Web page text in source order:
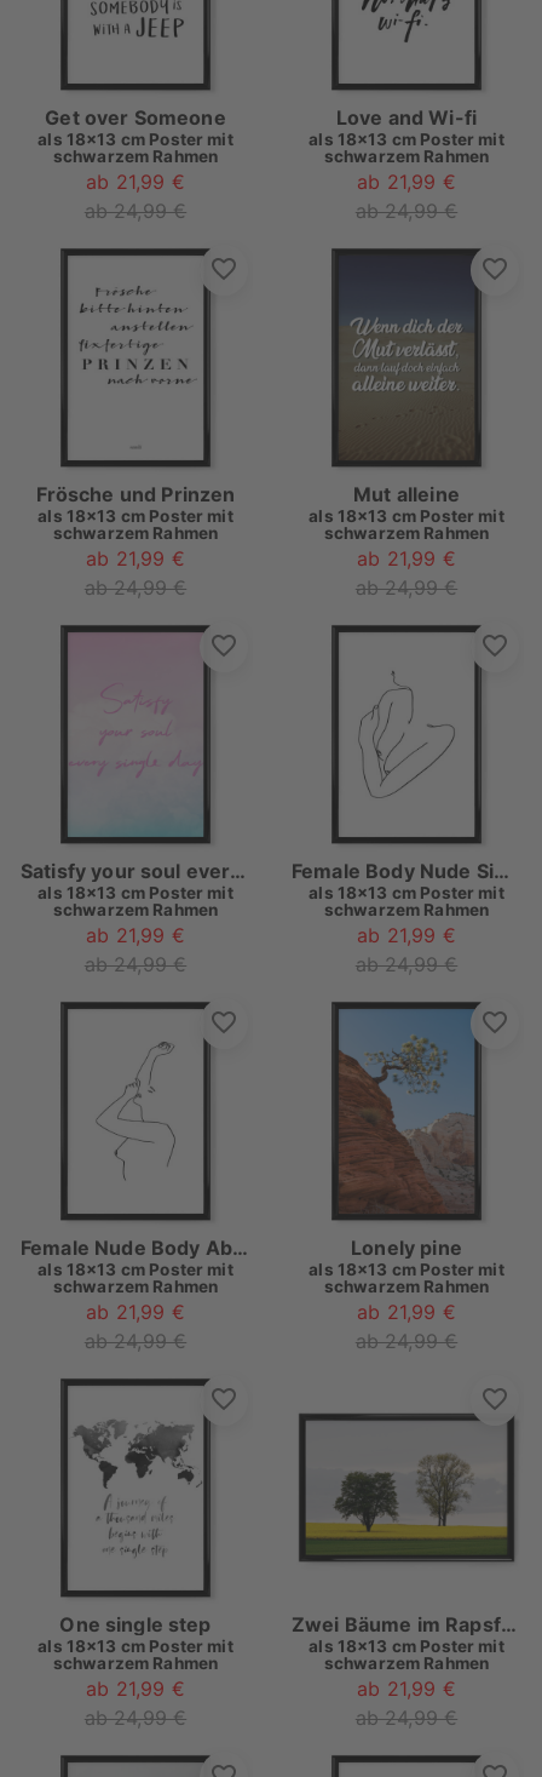
Get over Someone
als 18x13 cm Poster mit
schwarzem Rahmen
ab 21,99 €
ab 24,99 €
Love and Wi-fi
als 18x13 cm Poster mit
schwarzem Rahmen
ab 21,99 €
ab 24,99 €
Frösche und Prinzen
als 18x13 cm Poster mit
schwarzem Rahmen
ab 21,99 €
ab 24,99 €
Mut alleine
als 18x13 cm Poster mit
schwarzem Rahmen
ab 21,99 €
ab 24,99 €
Satisfy your soul every single day
als 18x13 cm Poster mit
schwarzem Rahmen
ab 21,99 €
ab 24,99 €
Female Body Nude Single Line Art
als 18x13 cm Poster mit
schwarzem Rahmen
ab 21,99 €
ab 24,99 €
Female Nude Body Abstract Line Art
als 18x13 cm Poster mit
schwarzem Rahmen
ab 21,99 €
ab 24,99 €
Lonely pine
als 18x13 cm Poster mit
schwarzem Rahmen
ab 21,99 €
ab 24,99 €
One single step
als 18x13 cm Poster mit
schwarzem Rahmen
ab 21,99 €
ab 24,99 €
Zwei Bäume im Rapsfeld
als 18x13 cm Poster mit
schwarzem Rahmen
ab 21,99 €
ab 24,99 €